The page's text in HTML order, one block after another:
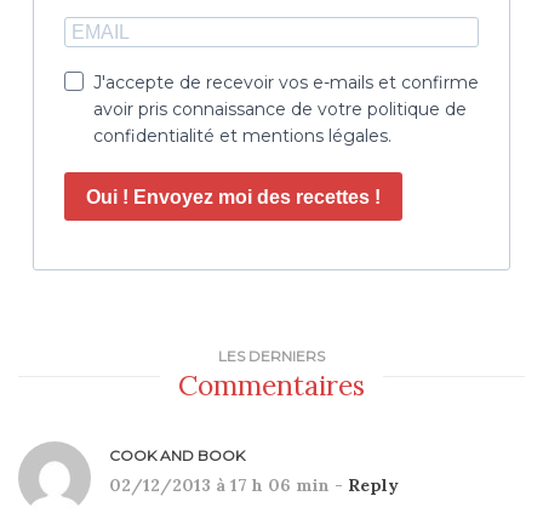
J'accepte de recevoir vos e-mails et confirme
avoir pris connaissance de votre politique de
confidentialité et mentions légales.
Oui ! Envoyez moi des recettes !
LES DERNIERS
Commentaires
COOK AND BOOK
02/12/2013 à 17 h 06 min - Reply